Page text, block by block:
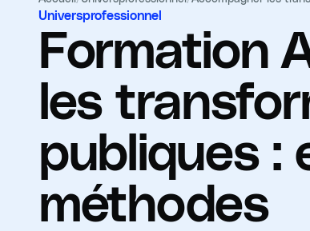
Universprofessionnel
Formation
les
publiques :
méthodes